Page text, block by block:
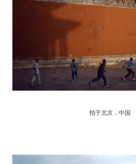
拍于北京，中国